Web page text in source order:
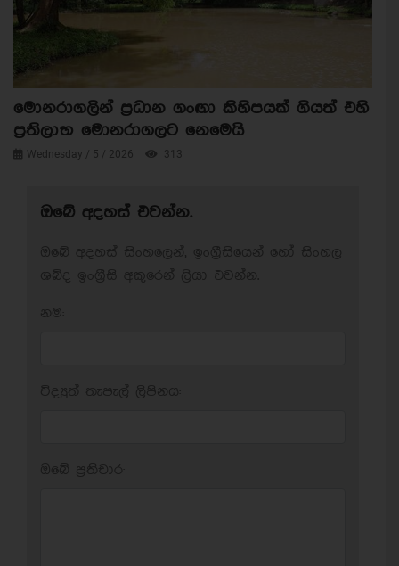
මොනරාගලින් ප්‍රධාන ගංඟා කිහිපයක් ගියත් එහි
ප්‍රතිලාභ මොනරාගලට නෙමෙයි
Wednesday / 5 / 2026 313
ඔබේ අදහස් එවන්න.